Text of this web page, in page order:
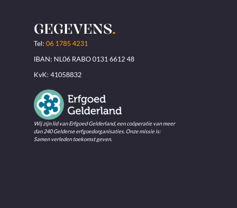
GEGEVENS.
Tel: 06 1785 4231
IBAN: NL06 RABO 0131 6612 48
KvK: 41058832
Wij zijn lid van Erfgoed Gelderland, een coöperatie van meer
dan 240 Gelderse erfgoedorganisaties. Onze missie is:
Samen verleden toekomst geven.